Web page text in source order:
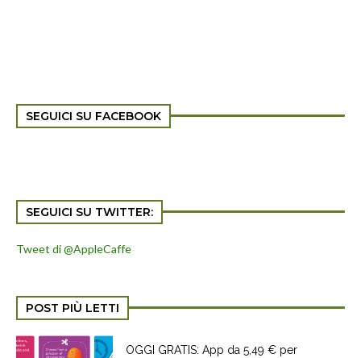
SEGUICI SU FACEBOOK
SEGUICI SU TWITTER:
Tweet di @AppleCaffe
POST PIÙ LETTI
OGGI GRATIS: App da 5,49 € per